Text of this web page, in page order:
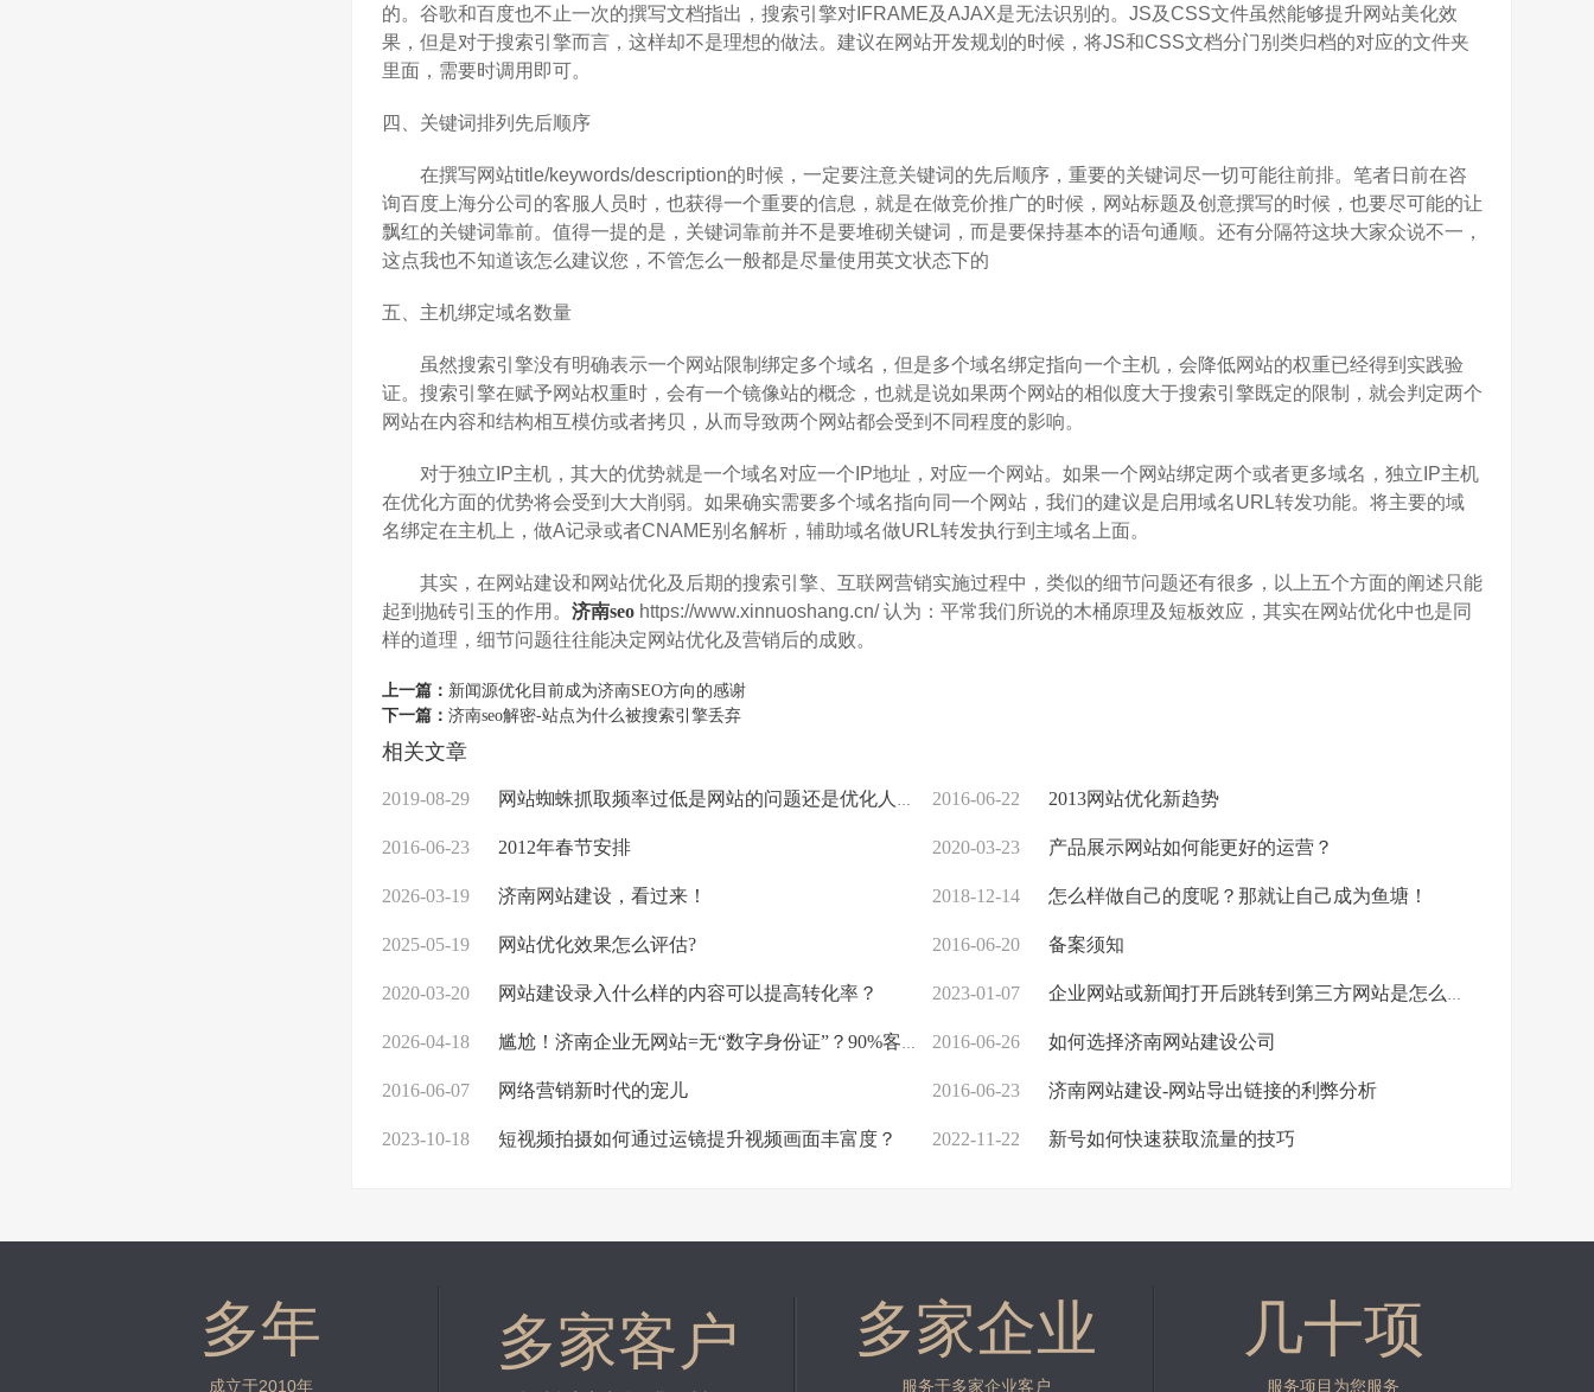
的。谷歌和百度也不止一次的撰写文档指出，搜索引擎对IFRAME及AJAX是无法识别的。JS及CSS文件虽然能够提升网站美化效
果，但是对于搜索引擎而言，这样却不是理想的做法。建议在网站开发规划的时候，将JS和CSS文档分门别类归档的对应的文件夹
里面，需要时调用即可。
四、关键词排列先后顺序
在撰写网站title/keywords/description的时候，一定要注意关键词的先后顺序，重要的关键词尽一切可能往前排。笔者日前在咨
询百度上海分公司的客服人员时，也获得一个重要的信息，就是在做竞价推广的时候，网站标题及创意撰写的时候，也要尽可能的让
飘红的关键词靠前。值得一提的是，关键词靠前并不是要堆砌关键词，而是要保持基本的语句通顺。还有分隔符这块大家众说不一，
这点我也不知道该怎么建议您，不管怎么一般都是尽量使用英文状态下的
五、主机绑定域名数量
虽然搜索引擎没有明确表示一个网站限制绑定多个域名，但是多个域名绑定指向一个主机，会降低网站的权重已经得到实践验
证。搜索引擎在赋予网站权重时，会有一个镜像站的概念，也就是说如果两个网站的相似度大于搜索引擎既定的限制，就会判定两个
网站在内容和结构相互模仿或者拷贝，从而导致两个网站都会受到不同程度的影响。
对于独立IP主机，其大的优势就是一个域名对应一个IP地址，对应一个网站。如果一个网站绑定两个或者更多域名，独立IP主机
在优化方面的优势将会受到大大削弱。如果确实需要多个域名指向同一个网站，我们的建议是启用域名URL转发功能。将主要的域
名绑定在主机上，做A记录或者CNAME别名解析，辅助域名做URL转发执行到主域名上面。
其实，在网站建设和网站优化及后期的搜索引擎、互联网营销实施过程中，类似的细节问题还有很多，以上五个方面的阐述只能
起到抛砖引玉的作用。 济南seohttps://www.xinnuoshang.cn/ 认为：平常我们所说的木桶原理及短板效应，其实在网站优化中也是同
样的道理，细节问题往往能决定网站优化及营销后的成败。
上一篇： 新闻源优化目前成为济南SEO方向的感谢
下一篇： 济南seo解密-站点为什么被搜索引擎丢弃
相关文章
2019-08-29 网站蜘蛛抓取频率过低是网站的问题还是优化人员的问题？ 2016-06-22 2013网站优化新趋势
2016-06-23 2012年春节安排 2020-03-23 产品展示网站如何能更好的运营？
2026-03-19 济南网站建设，看过来！ 2018-12-14 怎么样做自己的度呢？那就让自己成为鱼塘！
2025-05-19 网站优化效果怎么评估? 2016-06-20 备案须知
2020-03-20 网站建设录入什么样的内容可以提高转化率？ 2023-01-07 企业网站或新闻打开后跳转到第三方网站是怎么回事？
2026-04-18 尴尬！济南企业无网站=无“数字身份证”？90%客户悄悄溜走，再不建就晚了 2016-06-26 如何选择济南网站建设公司
2016-06-07 网络营销新时代的宠儿 2016-06-23 济南网站建设-网站导出链接的利弊分析
2023-10-18 短视频拍摄如何通过运镜提升视频画面丰富度？ 2022-11-22 新号如何快速获取流量的技巧
多年
成立于2010年
多家客户 多家企业
服务于多家企业客户
几十项
服务项目为您服务